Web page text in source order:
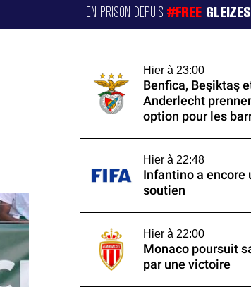
EN PRISON DEPUIS#FREE GLEIZES
Hier à 23:00
Benfica, Beşiktaş
Anderlecht
option pour les
Hier à 22:48
Infantino a encore
soutien
Hier à 22:00
Monaco poursuit
par une victoire